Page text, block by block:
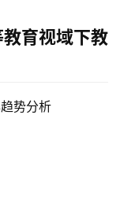
育视域下教
势分析